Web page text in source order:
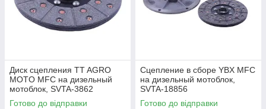
Диск сцепления TT AGRO
MOTO MFC на дизельный
мотоблок, SVTA-3862
Готово до відправки
Сцепление в сборе YBX MFC
на дизельный мотоблок,
SVTA-18856
Готово до відправки